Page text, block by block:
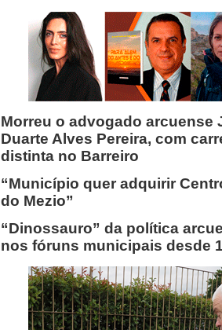
Morreu o advogado arcuense
Duarte Alves Pereira, com
distinta no Barreiro
“Município quer adquirir
do Mezio”
“Dinossauro” da política
nos fóruns municipais desde